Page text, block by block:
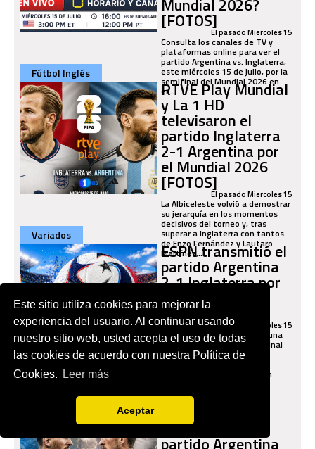
Este sitio utiliza cookies para mejorar la
experiencia del usuario. Al continuar usando
nuestro sitio web, usted acepta el uso de todas
las cookies de acuerdo con nuestra Política de
Cookies.
Leer más
Aceptar
Mundial 2026?
[FOTOS]El pasado Miercoles 15
Consulta los canales de TV y
plataformas online para ver el
partido Argentina vs. Inglaterra,
este miércoles 15 de julio, por la
semifinal del Mundial 2026 en
el...
Fútbol Inglés
RTVE Play Mundial
y La 1 HD
televisaron el
partido Inglaterra
2-1 Argentina por
el Mundial 2026
[FOTOS]El pasado Miercoles 15
La Albiceleste volvió a demostrar
su jerarquía en los momentos
decisivos del torneo y, tras
superar a Inglaterra con tantos
de Enzo Fernández y Lautaro
Martínez,...
Variados
ESPN transmitió el
partido Argentina
2-1 Inglaterra por
el Mundial 2026
[FOTOS]El pasado Miercoles 15
Con carácter, experiencia y una
reacción letal en el tramo final
del encuentro, la selección
Inglaterra y avanzó a la gran
Fútbol Argentino
transmitió el
partido Argentina